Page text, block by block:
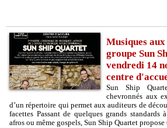
Musiques
groupe Sun
vendredi 14
centre
Sun Ship
chevronnés aux
d’un répertoire qui permet aux auditeurs de
facettes Passant de quelques grands standards
afros ou même gospels, Sun Ship Quartet